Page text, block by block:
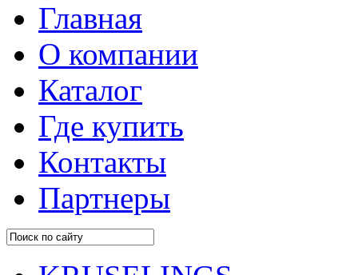
Главная
О компании
Каталог
Где купить
Контакты
Партнеры